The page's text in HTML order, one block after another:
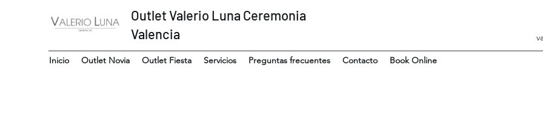
Outlet Valerio Luna Ceremonia
Valencia
Inicio Outlet Novia Outlet Fiesta Servicios Preguntas frecuentes Contacto Book Online